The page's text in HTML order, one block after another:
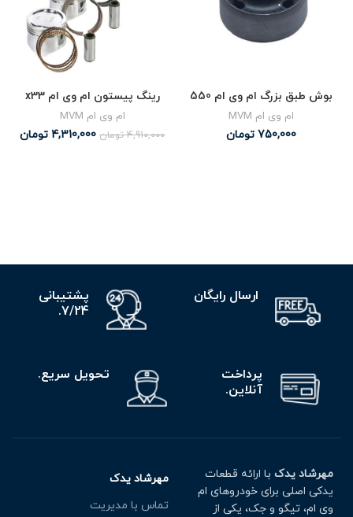
بوش طبق بزرگ ام وی ام 550
ام وی ام MVM
750,000 تومان
رینگ پیستون ام وی ام x33
ام وی ام MVM
4,910,000 تومان 4,310,000 تومان
ارسال رایگان
پشتیبانی
7/24.
پرداخت
آنلاین.
تحویل سریع.
مهرشاد یدک با ارائه قطعات
یدکی اصلی برای خودروهای ام
وی ام، تیگو و جک، یکی از
مهرشاد یدک
تماس با مدیریت